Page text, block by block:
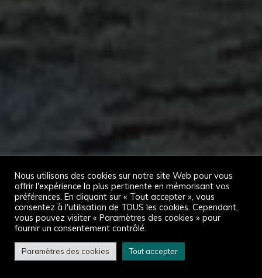
AccueilAtouvents en images
Nous utilisons des cookies sur notre site Web pour vous
offrir l'expérience la plus pertinente en mémorisant vos
préférences. En cliquant sur « Tout accepter », vous
consentez à l'utilisation de TOUS les cookies. Cependant,
vous pouvez visiter « Paramètres des cookies » pour
fournir un consentement contrôlé.
Paramètres des cookies Tout accepter